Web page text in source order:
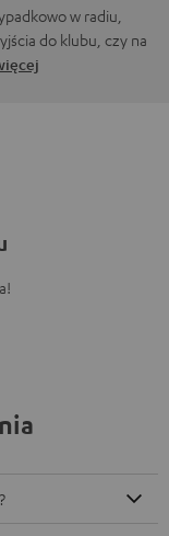
w radiu,
do klubu, czy na